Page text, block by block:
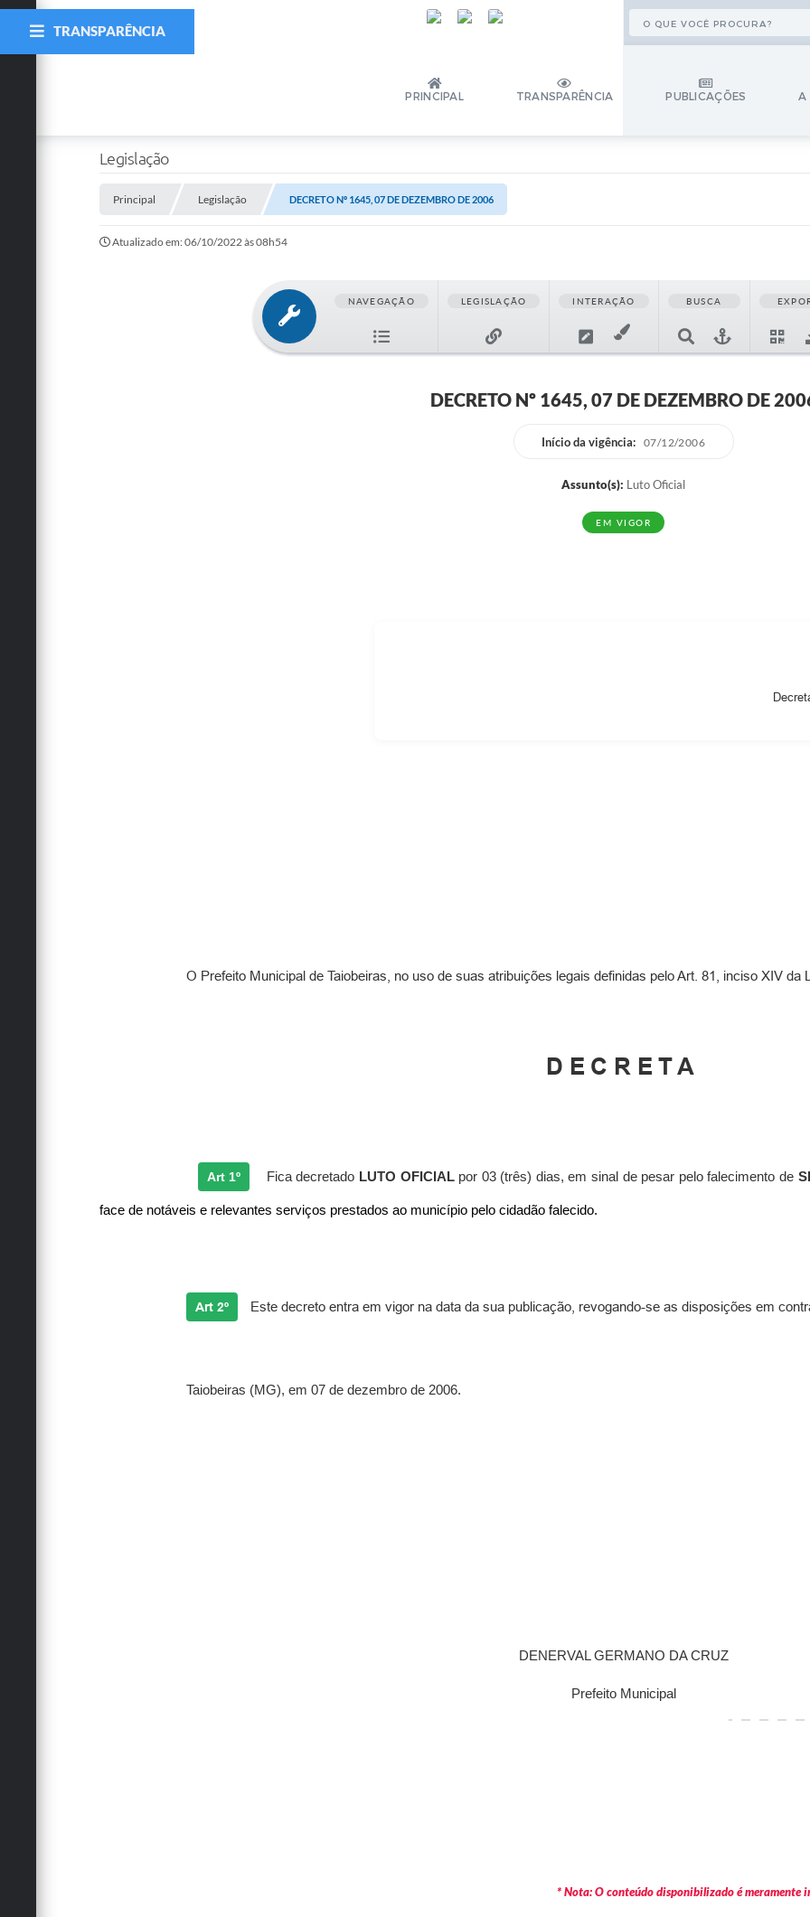
PRINCIPAL TRANSPARÊNCIA PUBLICAÇÕES A
TRANSPARÊNCIA
Legislação
Principal Legislação DECRETO Nº 1645, 07 DE DEZEMBRO DE 2006
Atualizado em: 06/10/2022 às 08h54
NAVEGAÇÃO LEGISLAÇÃO INTERAÇÃO BUSCA
DECRETO Nº 1645, 07 DE DEZEMBRO DE
Início da vigência: 07/12/2006
Assunto(s): Luto Oficial
EM VIGOR
O Prefeito Municipal de Taiobeiras, no uso de suas atribuições legais definidas pelo Art. 81, inciso XIV da
DECRETA
Art 1º Fica decretado LUTO OFICIALpor 03 (três) dias, emsinal de pesar pelo falecimento de
face de notáveis e relevantes serviços prestados ao município pelo cidadão falecido.
Art 2º Este decreto entra em vigor na data da sua publicação, revogando-se as disposições em
Taiobeiras (MG), em 07 de dezembro de 2006.
DENERVAL GERMANO DA CRUZ
Prefeito Municipal
* Nota: O conteúdo disponibilizado é